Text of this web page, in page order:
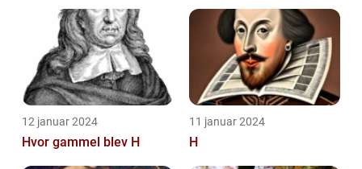
12 januar 2024
Hvor gammel blev H
11 januar 2024
H